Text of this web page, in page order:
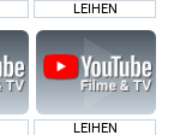
LEIHEN
LEIHEN